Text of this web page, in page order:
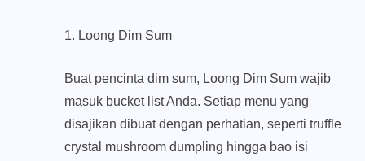
1. Loong Dim Sum
Buat pencinta dim sum, Loong Dim Sum wajib
masuk bucket list Anda. Setiap menu yang
disajikan dibuat dengan perhatian, seperti truffle
crystal mushroom dumpling hingga bao isi